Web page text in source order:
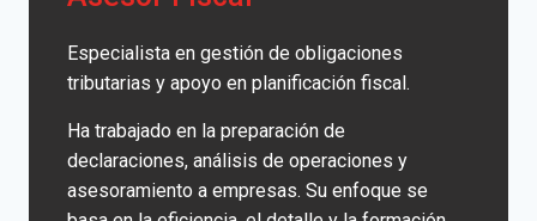
Especialista en gestión de obligaciones
tributarias y apoyo en planificación fiscal.
Ha trabajado en la preparación de
declaraciones, análisis de operaciones y
asesoramiento a empresas. Su enfoque se